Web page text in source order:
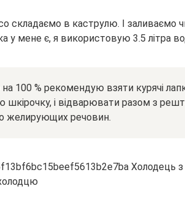
складаємо в каструлю. І
у мене є, я використовую 3.5 літра
100 % рекомендую взяти курячі
шкірочку, і відварювати разом з
желирующих речовин.